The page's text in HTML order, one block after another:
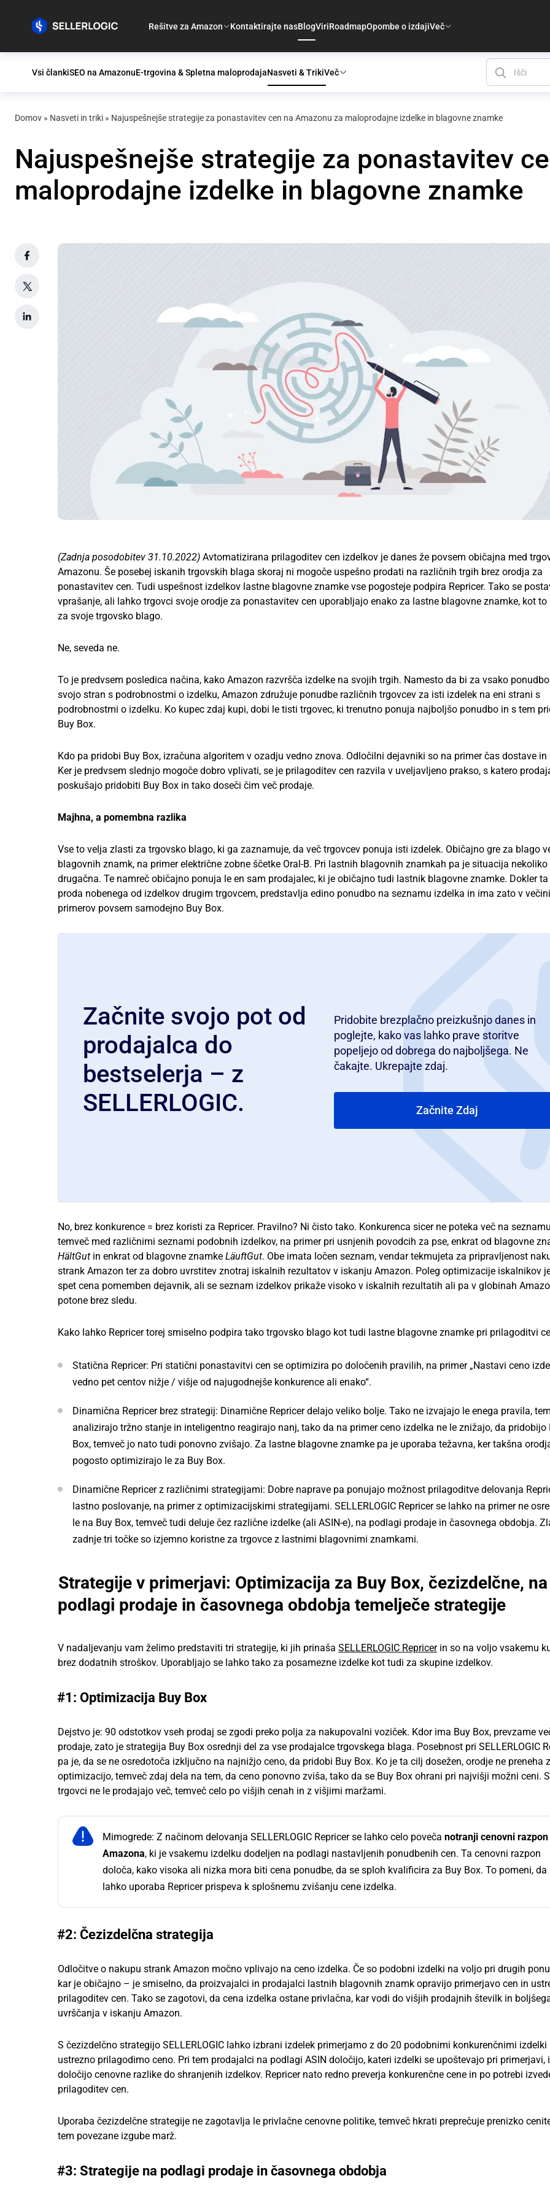
Rešitve za Amazon Kontaktirajte nasBlogViriRoadmapOpombe o izdajiVeč
Vsi člankiSEO na AmazonuE-trgovina & Spletna maloprodajaNasveti & TrikiVeč
Domov » Nasveti in triki » Najuspešnejše strategije za ponastavitev cen na Amazonu za maloprodajne izdelke in blagovne znamke
Najuspešnejše strategije za ponastavitev
maloprodajne izdelke in blagovne znamke
(Zadnja posodobitev 31.10.2022) Avtomatizirana prilagoditev cen izdelkov je danes že povsem običajna med
Amazonu. Še posebej iskanih trgovskih blaga skoraj ni mogoče uspešno prodati na različnih trgih brez orodja za
ponastavitev cen. Tudi uspešnost izdelkov lastne blagovne znamke vse pogosteje podpira Repricer. Tako se
vprašanje, ali lahko trgovci svoje orodje za ponastavitev cen uporabljajo enako za lastne blagovne znamke, kot to
za svoje trgovsko blago.
Ne, seveda ne.
To je predvsem posledica načina, kako Amazon razvršča izdelke na svojih trgih. Namesto da bi za vsako ponudbo
svojo stran s podrobnostmi o izdelku, Amazon združuje ponudbe različnih trgovcev za isti izdelek na eni strani s
podrobnostmi o izdelku. Ko kupec zdaj kupi, dobi le tisti trgovec, ki trenutno ponuja najboljšo ponudbo in s tem
Buy Box.
Kdo pa pridobi Buy Box, izračuna algoritem v ozadju vedno znova. Odločilni dejavniki so na primer čas dostave in
Ker je predvsem slednjo mogoče dobro vplivati, se je prilagoditev cen razvila v uveljavljeno prakso, s katero
poskušajo pridobiti Buy Box in tako doseči čim več prodaje.
Majhna, a pomembna razlika
Vse to velja zlasti za trgovsko blago, ki ga zaznamuje, da več trgovcev ponuja isti izdelek. Običajno gre za blago
blagovnih znamk, na primer električne zobne ščetke Oral-B. Pri lastnih blagovnih znamkah pa je situacija nekoliko
drugačna. Te namreč običajno ponuja le en sam prodajalec, ki je običajno tudi lastnik blagovne znamke. Dokler ta
proda nobenega od izdelkov drugim trgovcem, predstavlja edino ponudbo na seznamu izdelka in ima zato v večini
primerov povsem samodejno Buy Box.
Začnite svojo pot od
prodajalca do
bestselerja – z
SELLERLOGIC.
Pridobite brezplačno preizkušnjo danes in
poglejte, kako vas lahko prave storitve
popeljejo od dobrega do najboljšega. Ne
čakajte. Ukrepajte zdaj.
Začnite Zdaj
No, brez konkurence = brez koristi za Repricer. Pravilno? Ni čisto tako. Konkurenca sicer ne poteka več na
temveč med različnimi seznami podobnih izdelkov, na primer pri usnjenih povodcih za pse, enkrat od blagovne
HältGut in enkrat od blagovne znamke LäuftGut. Obe imata ločen seznam, vendar tekmujeta za pripravljenost
strank Amazon ter za dobro uvrstitev znotraj iskalnih rezultatov v iskanju Amazon. Poleg optimizacije iskalnikov
spet cena pomemben dejavnik, ali se seznam izdelkov prikaže visoko v iskalnih rezultatih ali pa v globinah
potone brez sledu.
Kako lahko Repricer torej smiselno podpira tako trgovsko blago kot tudi lastne blagovne znamke pri prilagoditvi
Statična Repricer: Pri statični ponastavitvi cen se optimizira po določenih pravilih, na primer „Nastavi ceno
vedno pet centov nižje / višje od najugodnejše konkurence ali enako“.
Dinamična Repricer brez strategij: Dinamične Repricer delajo veliko bolje. Tako ne izvajajo le enega pravila,
analizirajo tržno stanje in inteligentno reagirajo nanj, tako da na primer ceno izdelka ne le znižajo, da pridobijo
Box, temveč jo nato tudi ponovno zvišajo. Za lastne blagovne znamke pa je uporaba težavna, ker takšna
pogosto optimizirajo le za Buy Box.
Dinamične Repricer z različnimi strategijami: Dobre naprave pa ponujajo možnost prilagoditve delovanja
lastno poslovanje, na primer z optimizacijskimi strategijami. SELLERLOGIC Repricer se lahko na primer ne
le na Buy Box, temveč tudi deluje čez različne izdelke (ali ASIN-e), na podlagi prodaje in časovnega obdobja.
zadnje tri točke so izjemno koristne za trgovce z lastnimi blagovnimi znamkami.
Strategije v primerjavi: Optimizacija za Buy Box, čezizdelčne, na
podlagi prodaje in časovnega obdobja temelječe strategije
V nadaljevanju vam želimo predstaviti tri strategije, ki jih prinaša SELLERLOGIC Repricerin so na voljo vsakemu
brez dodatnih stroškov. Uporabljajo se lahko tako za posamezne izdelke kot tudi za skupine izdelkov.
#1: Optimizacija Buy Box
Dejstvo je: 90 odstotkov vseh prodaj se zgodi preko polja za nakupovalni voziček. Kdor ima Buy Box, prevzame
prodaje, zato je strategija Buy Box osrednji del za vse prodajalce trgovskega blaga. Posebnost pri SELLERLOGIC
pa je, da se ne osredotoča izključno na najnižjo ceno, da pridobi Buy Box. Ko je ta cilj dosežen, orodje ne preneha z
optimizacijo, temveč zdaj dela na tem, da ceno ponovno zviša, tako da se Buy Box ohrani pri najvišji možni ceni.
trgovci ne le prodajajo več, temveč celo po višjih cenah in z višjimi maržami.
Mimogrede: Z načinom delovanja SELLERLOGIC Repricer se lahko celo poveča notranji cenovni razpon
Amazona, ki je vsakemu izdelku dodeljen na podlagi nastavljenih ponudbenih cen. Ta cenovni razpon
določa, kako visoka ali nizka mora biti cena ponudbe, da se sploh kvalificira za Buy Box. To pomeni, da
lahko uporaba Repricer prispeva k splošnemu zvišanju cene izdelka.
#2: Čezizdelčna strategija
Odločitve o nakupu strank Amazon močno vplivajo na ceno izdelka. Če so podobni izdelki na voljo pri drugih
kar je običajno – je smiselno, da proizvajalci in prodajalci lastnih blagovnih znamk opravijo primerjavo cen in
prilagoditev cen. Tako se zagotovi, da cena izdelka ostane privlačna, kar vodi do višjih prodajnih številk in
uvrščanja v iskanju Amazon.
S čezizdelčno strategijo SELLERLOGIC lahko izbrani izdelek primerjamo z do 20 podobnimi konkurenčnimi izdelki
ustrezno prilagodimo ceno. Pri tem prodajalci na podlagi ASIN določijo, kateri izdelki se upoštevajo pri primerjavi,
določijo cenovne razlike do shranjenih izdelkov. Repricer nato redno preverja konkurenčne cene in po potrebi
prilagoditev cen.
Uporaba čezizdelčne strategije ne zagotavlja le privlačne cenovne politike, temveč hkrati preprečuje prenizko
tem povezane izgube marž.
#3: Strategije na podlagi prodaje in časovnega obdobja